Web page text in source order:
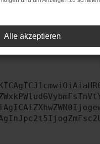
nicht mehr
zu beheben. Du kannst
Alle akzeptieren